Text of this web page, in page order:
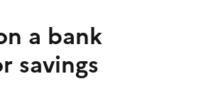
a bank
savings